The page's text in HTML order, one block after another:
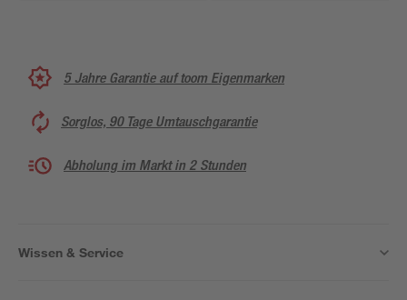
5 Jahre Garantie auf toom Eigenmarken
Sorglos, 90 Tage Umtauschgarantie
Abholung im Markt in 2 Stunden
Wissen & Service